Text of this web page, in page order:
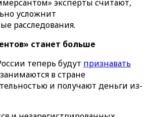
эксперты считают,
усложнит
расследования.
станет больше
теперь будут признавать
в стране
и получают деньги из-